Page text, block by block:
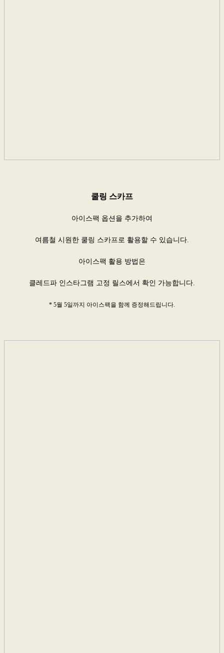
쿨링 스카프
아이스팩 옵션을 추가하여
여름철 시원한 쿨링 스카프로 활용할 수 있습니다.
아이스팩 활용 방법은
클레드파 인스타그램 고정 릴스에​​​​​서 확인 가능합니다.
* 5월 5일까지 아이스팩을 함께 증정해드립니다.